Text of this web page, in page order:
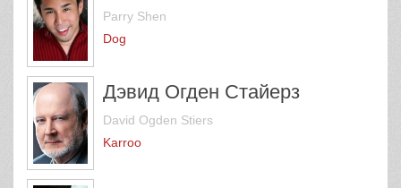
Parry Shen
Dog
Дэвид Огден Стайерз
David Ogden Stiers
Karroo